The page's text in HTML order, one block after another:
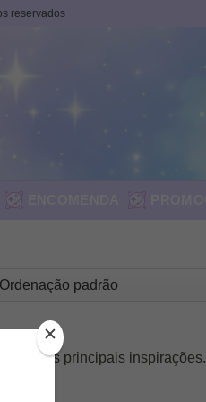
reservados
são as principais inspirações.